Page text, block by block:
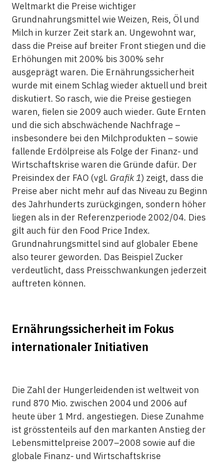
Weltmarkt die Preise wichtiger
Grundnahrungsmittel wie Weizen, Reis, Öl und
Milch in kurzer Zeit stark an. Ungewohnt war,
dass die Preise auf breiter Front stiegen und die
Erhöhungen mit 200% bis 300% sehr
ausgeprägt waren. Die Ernährungssicherheit
wurde mit einem Schlag wieder aktuell und breit
diskutiert. So rasch, wie die Preise gestiegen
waren, fielen sie 2009 auch wieder. Gute Ernten
und die sich abschwächende Nachfrage –
insbesondere bei den Milchprodukten – sowie
fallende Erdölpreise als Folge der Finanz- und
Wirtschaftskrise waren die Gründe dafür. Der
Preisindex der FAO (vgl. Grafik 1) zeigt, dass die
Preise aber nicht mehr auf das Niveau zu Beginn
des Jahrhunderts zurückgingen, sondern höher
liegen als in der Referenzperiode 2002/04. Dies
gilt auch für den Food Price Index.
Grundnahrungsmittel sind auf globaler Ebene
also teurer geworden. Das Beispiel Zucker
verdeutlicht, dass Preisschwankungen jederzeit
auftreten können.
Ernährungssicherheit im Fokus
internationaler Initiativen
Die Zahl der Hungerleidenden ist weltweit von
rund 870 Mio. zwischen 2004 und 2006 auf
heute über 1 Mrd. angestiegen. Diese Zunahme
ist grösstenteils auf den markanten Anstieg der
Lebensmittelpreise 2007–2008 sowie auf die
globale Finanz- und Wirtschaftskrise